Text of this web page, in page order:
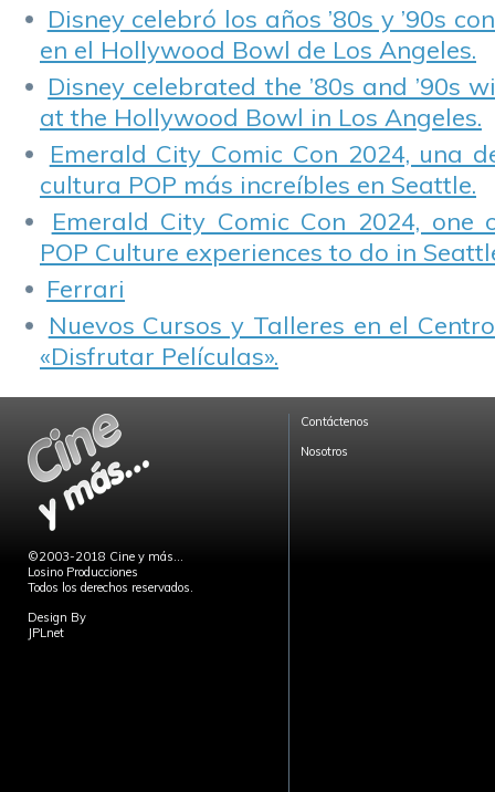
Disney celebró los años ’80s y ’90s
en el Hollywood Bowl de Los Angeles.
Disney celebrated the ’80s and ’90s
at the Hollywood Bowl in Los Angeles.
Emerald City Comic Con 2024, una
cultura POP más increíbles en Seattle.
Emerald City Comic Con 2024,
POP Culture experiences to do in
Ferrari
Nuevos Cursos y Talleres en el
«Disfrutar Películas».
©2003-2018 Cine y más...
Losino Producciones
Todos los derechos reservados.
Design By
JPLnet
Contáctenos
Nosotros